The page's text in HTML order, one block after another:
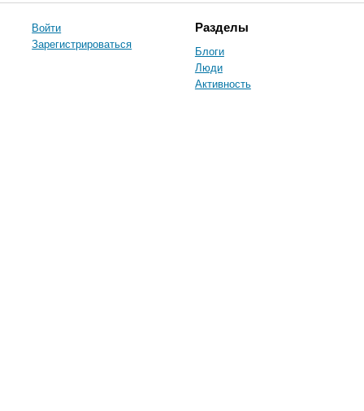
Войти
Зарегистрироваться
Разделы
Блоги
Люди
Активность